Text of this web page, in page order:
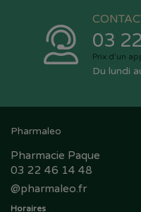
03
Prix d’un
Du lundi
Pharmaleo
Pharmacie Paque
03 22 46 14 48
@pharmaleo.fr
Horaires